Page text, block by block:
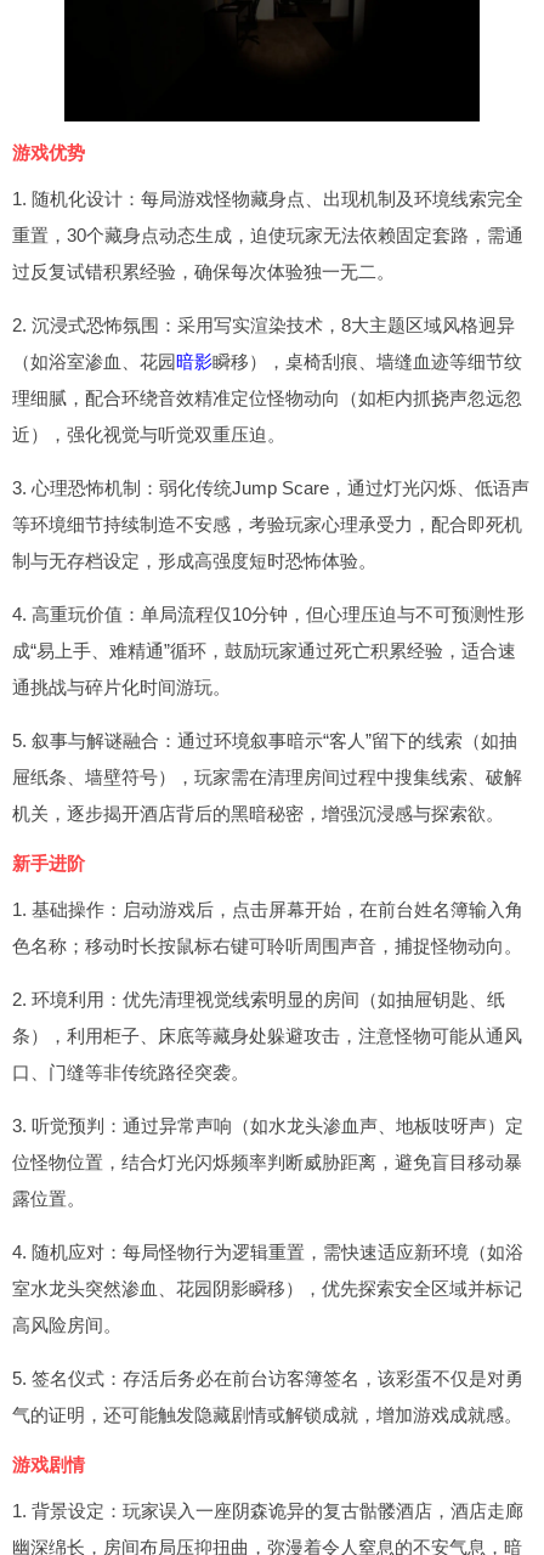
游戏优势
1. 随机化设计：每局游戏怪物藏身点、出现机制及环境线索完全
重置，30个藏身点动态生成，迫使玩家无法依赖固定套路，需通
过反复试错积累经验，确保每次体验独一无二。
2. 沉浸式恐怖氛围：采用写实渲染技术，8大主题区域风格迥异
（如浴室渗血、花园暗影瞬移），桌椅刮痕、墙缝血迹等细节纹
理细腻，配合环绕音效精准定位怪物动向（如柜内抓挠声忽远忽
近），强化视觉与听觉双重压迫。
3. 心理恐怖机制：弱化传统Jump Scare，通过灯光闪烁、低语声
等环境细节持续制造不安感，考验玩家心理承受力，配合即死机
制与无存档设定，形成高强度短时恐怖体验。
4. 高重玩价值：单局流程仅10分钟，但心理压迫与不可预测性形
成“易上手、难精通”循环，鼓励玩家通过死亡积累经验，适合速
通挑战与碎片化时间游玩。
5. 叙事与解谜融合：通过环境叙事暗示“客人”留下的线索（如抽
屉纸条、墙壁符号），玩家需在清理房间过程中搜集线索、破解
机关，逐步揭开酒店背后的黑暗秘密，增强沉浸感与探索欲。
新手进阶
1. 基础操作：启动游戏后，点击屏幕开始，在前台姓名簿输入角
色名称；移动时长按鼠标右键可聆听周围声音，捕捉怪物动向。
2. 环境利用：优先清理视觉线索明显的房间（如抽屉钥匙、纸
条），利用柜子、床底等藏身处躲避攻击，注意怪物可能从通风
口、门缝等非传统路径突袭。
3. 听觉预判：通过异常声响（如水龙头渗血声、地板吱呀声）定
位怪物位置，结合灯光闪烁频率判断威胁距离，避免盲目移动暴
露位置。
4. 随机应对：每局怪物行为逻辑重置，需快速适应新环境（如浴
室水龙头突然渗血、花园阴影瞬移），优先探索安全区域并标记
高风险房间。
5. 签名仪式：存活后务必在前台访客簿签名，该彩蛋不仅是对勇
气的证明，还可能触发隐藏剧情或解锁成就，增加游戏成就感。
游戏剧情
1. 背景设定：玩家误入一座阴森诡异的复古骷髅酒店，酒店走廊
幽深绵长，房间布局压抑扭曲，弥漫着令人窒息的不安气息，暗